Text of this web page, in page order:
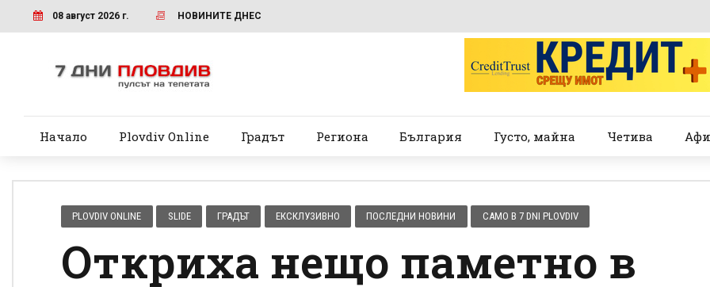
08 август 2026 г. НОВИНИТЕ ДНЕС
Начало Plovdiv Online Градът Региона България Густо, майна Четива
PLOVDIV ONLINE SLIDE ГРАДЪТ ЕКСКЛУЗИВНО ПОСЛЕДНИ НОВИНИ САМО В 7 DNI PLOVDIV
Откриха нещо паметно в